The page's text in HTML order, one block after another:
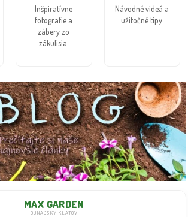
MAX GARDEN
DUNAJSKÝ KLÁTOV
Inšpiratívne
fotografie a
zábery zo
zákulisia.
Návodné videá a
užitočné tipy.